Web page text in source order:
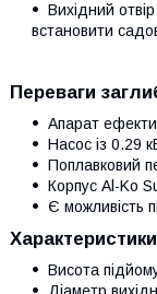
Вихідний
встановити
Переваги
Апарат
Насос із 0.29
Поплавковий
Корпус Al-Ko
Є можливість
Висота